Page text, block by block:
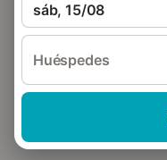
sáb, 15/08
Huéspedes